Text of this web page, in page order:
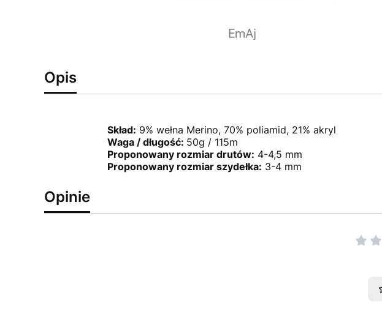
Opis
Skład: 9% wełna Merino, 70% poliamid, 21% akryl
Waga / długość: 50g / 115m
Proponowany rozmiar drutów: 4-4,5 mm
Proponowany rozmiar szydełka: 3-4 mm
Opinie